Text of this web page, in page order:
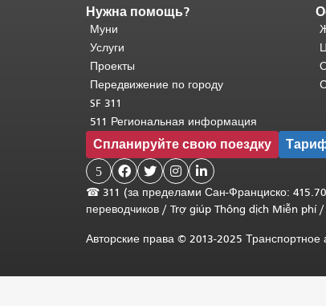
Конец
содержимого
страницы.
часть
этой
страницы
на
каждой
странице.
Вернуться
к
началу
основного
содержимого
Нужна помощь?
Муни
Услуги
Проекты
Передвижение по городу
SF 311
511 Региональная информация
Спланируйте свою поездку
5    
☎ 311 (за пределами Сан-Франциско:
переводчиков / Trợ giúp Thông dịch Miễn phí/
Авторские права © 2013-2025